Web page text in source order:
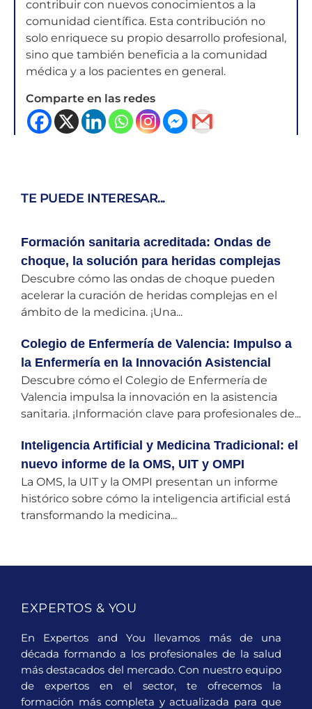
contribuir con nuevos conocimientos a la
comunidad científica. Esta contribución no
solo enriquece su propio desarrollo profesional,
sino que también beneficia a la comunidad
médica y a los pacientes en general.
Comparte en las redes
TE PUEDE INTERESAR...
Formación sanitaria acreditada: Ondas de
choque, la solución para heridas complejas
Descubre cómo las ondas de choque pueden
acelerar la curación de heridas complejas en el
ámbito de la medicina. ¡Una...
Colegio de Enfermería de Valencia: Impulso a
la Enfermería en la Innovación Asistencial
Descubre cómo el Colegio de Enfermería de
Valencia impulsa la innovación en la asistencia
sanitaria. ¡Información clave para profesionales de...
Inteligencia Artificial y Medicina Tradicional: el
nuevo informe de la OMS, UIT y OMPI
La OMS, la UIT y la OMPI presentan un informe
histórico sobre cómo la inteligencia artificial está
transformando la medicina...
EXPERTOS & YOU
En Expertos and You llevamos más de una
década formando a los profesionales de la salud
más destacados del mercado. Con nuestro equipo
de expertos en el sector, te ofrecemos la
formación más completa y actualizada para que